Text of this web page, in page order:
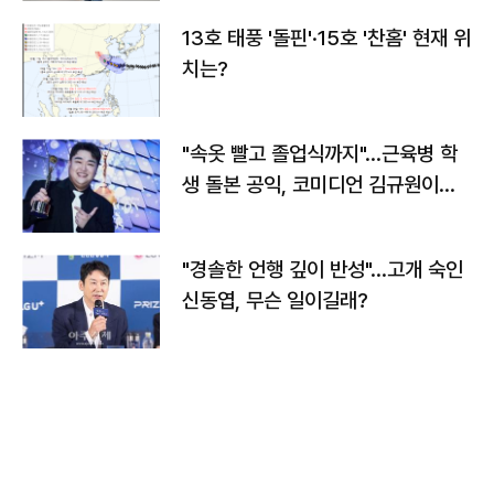
13호 태풍 '돌핀'·15호 '찬홈' 현재 위
치는?
"속옷 빨고 졸업식까지"…근육병 학
생 돌본 공익, 코미디언 김규원이었
"경솔한 언행 깊이 반성"…고개 숙인
신동엽, 무슨 일이길래?